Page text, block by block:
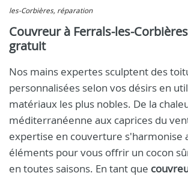
les-Corbières, réparation
Couvreur à Ferrals-les-
gratuit
Nos mains expertes sculptent des
personnalisées selon vos désirs en
matériaux les plus nobles. De la
méditerranéenne aux caprices du
expertise en couverture s'harmonise
éléments pour vous offrir un cocon
en toutes saisons. En tant que